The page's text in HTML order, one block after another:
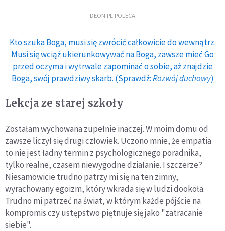
DEON.PL POLECA
Kto szuka Boga, musi się zwrócić całkowicie do wewnątrz.
Musi się wciąż ukierunkowywać na Boga, zawsze mieć Go
przed oczyma i wytrwale zapominać o sobie, aż znajdzie
Boga, swój prawdziwy skarb. (Sprawdź:Rozwój duchowy)
Lekcja ze starej szkoły
Zostałam wychowana zupełnie inaczej. W moim domu od
zawsze liczył się drugi człowiek. Uczono mnie, że empatia
to nie jest ładny termin z psychologicznego poradnika,
tylko realne, czasem niewygodne działanie. I szczerze?
Niesamowicie trudno patrzy mi się na ten zimny,
wyrachowany egoizm, który wkrada się w ludzi dookoła.
Trudno mi patrzeć na świat, w którym każde pójście na
kompromis czy ustępstwo piętnuje się jako "zatracanie
siebie".